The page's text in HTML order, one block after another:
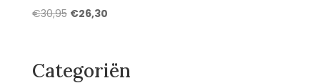
€30,95 Oorspronkelijke
€30,95.
€26,30Huidige
€26,30.
Categoriën